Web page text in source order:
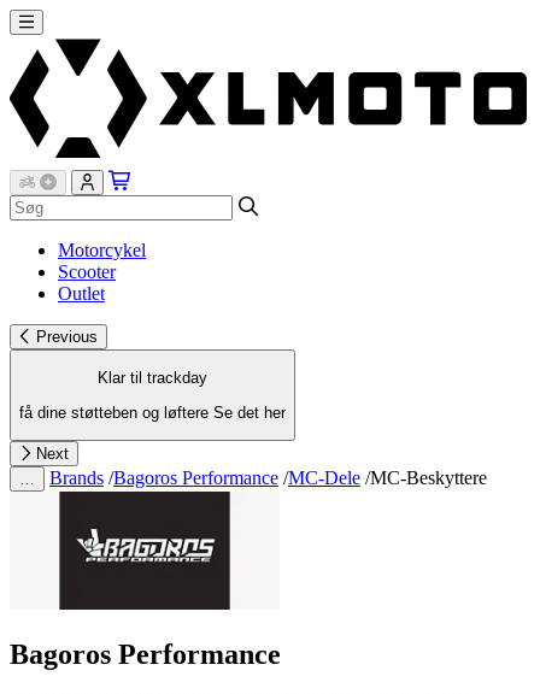
Motorcykel
Scooter
Outlet
Previous
Klar til trackday
få dine støtteben og løftere Se det her
Next
Brands /Bagoros Performance /MC-Dele /MC-Beskyttere
Bagoros Performance